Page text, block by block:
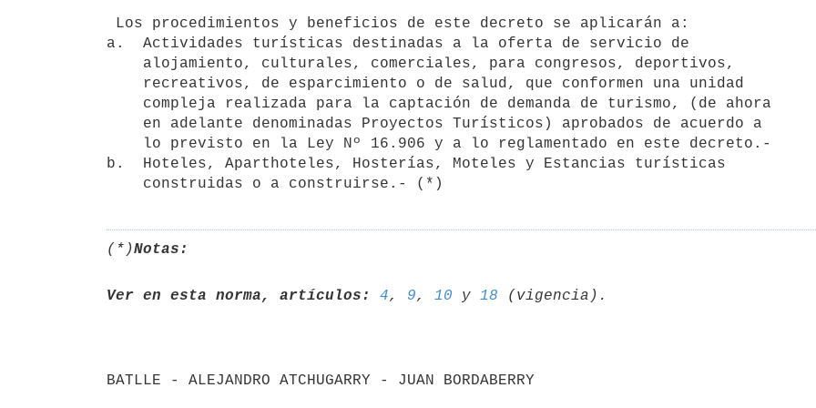
a.  Actividades turísticas destinadas a la oferta de servicio de
b.  Hoteles, Aparthoteles, Hosterías, Moteles y Estancias turísticas
(*)Notas:
Ver en esta norma, artículos: 4, 9, 10 y 18
BATLLE - ALEJANDRO ATCHUGARRY - JUAN BORDABERRY